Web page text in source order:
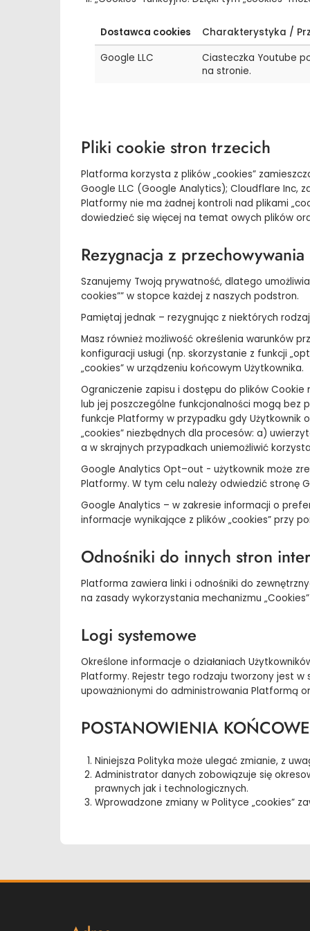
Dostawca cookies
Charakterystyka /
Google LLC
Ciasteczka Youtube
na stronie.
Pliki cookie stron trzecich
Platforma korzysta z plików „cookies”
Google LLC (Google Analytics); Cloudflare Inc,
Platformy nie ma żadnej kontroli nad plikami
dowiedzieć się więcej na temat owych plików
Rezygnacja z
Szanujemy Twoją prywatność, dlatego
cookies”” w stopce każdej z naszych podstron.
Pamiętaj jednak – rezygnując z niektórych
Masz również możliwość określenia warunków
konfiguracji usługi (np. skorzystanie z funkcji
„cookies” w urządzeniu końcowym Użytkownika.
Ograniczenie zapisu i dostępu do plików Cookie
lub jej poszczególne funkcjonalności mogą bez
funkcje Platformy w przypadku gdy Użytkownik
„cookies” niezbędnych dla procesów: a)
a w skrajnych przypadkach uniemożliwić
Google Analytics Opt–out - użytkownik może
Platformy. W tym celu należy odwiedzić stronę
Google Analytics – w zakresie informacji o
informacje wynikające z plików „cookies” przy
Odnośniki do innych stron
Platforma zawiera linki i odnośniki do
na zasady wykorzystania mechanizmu
Logi systemowe
Określone informacje o działaniach
Platformy. Rejestr tego rodzaju tworzony jest
upoważnionymi do administrowania Platformą
POSTANOWIENIA
Niniejsza Polityka może ulegać zmianie, z
Administrator danych zobowiązuje się
prawnych jak i technologicznych.
Wprowadzone zmiany w Polityce „cookies”